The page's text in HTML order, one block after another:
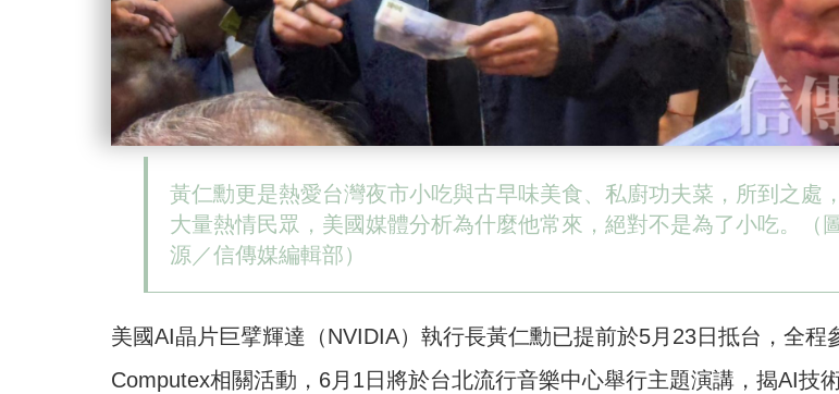
黃仁勳更是熱愛台灣夜市小吃與古早味美食、私廚功夫菜，所到之處，
大量熱情民眾，美國媒體分析為什麼他常來，絕對不是為了小吃。（
源／信傳媒編輯部）
美國AI晶片巨擘輝達（NVIDIA）執行長黃仁勳已提前於5月23日抵台，全程
Computex相關活動，6月1日將於台北流行音樂中心舉行主題演講，揭AI技